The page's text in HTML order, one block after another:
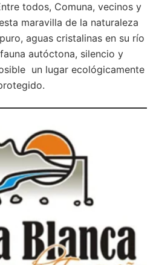
todos, Comuna, vecinos y
maravilla de la naturaleza
aguas cristalinas en su río
autóctona, silencio y
un lugar ecológicamente